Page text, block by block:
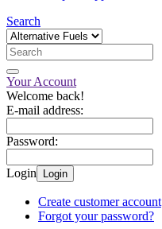
Search
Your Account
Welcome back!
E-mail address:
Password:
Login Login
Create customer account
Forgot your password?